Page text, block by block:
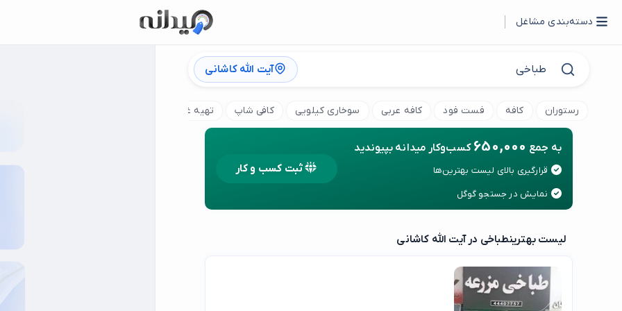
دسته‌بندی مشاغل
آیت الله کاشانی
رستوران کافه فست فود کافه عربی سوخاری کیلویی کافی شاپ تهیه غذای سازمانی
به جمع 650,000 کسب‌وکار میدانه بپیوندید
قرارگیری بالای لیست بهترین‌ها
نمایش در جستجو گوگل
ثبت کسب و کار
لیست بهترینطباخی در آیت الله کاشانی